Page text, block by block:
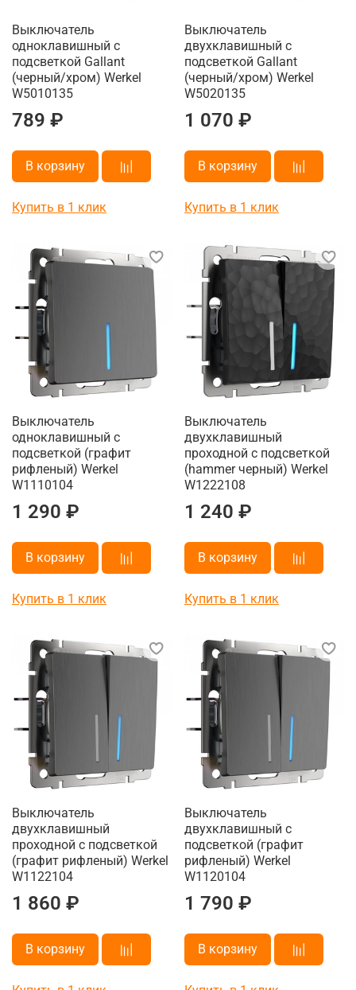
Выключатель
одноклавишный с
подсветкой Gallant
(черный/хром) Werkel
W5010135
789 ₽
В корзину
Купить в 1 клик
Выключатель
двухклавишный с
подсветкой Gallant
(черный/хром) Werkel
W5020135
1 070 ₽
В корзину
Купить в 1 клик
Выключатель
одноклавишный с
подсветкой (графит
рифленый) Werkel
W1110104
1 290 ₽
В корзину
Купить в 1 клик
Выключатель
двухклавишный
проходной с подсветкой
(hammer черный) Werkel
W1222108
1 240 ₽
В корзину
Купить в 1 клик
Выключатель
двухклавишный
проходной с подсветкой
(графит рифленый) Werkel
W1122104
1 860 ₽
В корзину
Выключатель
двухклавишный с
подсветкой (графит
рифленый) Werkel
W1120104
1 790 ₽
В корзину